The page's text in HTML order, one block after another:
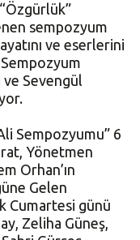
sempozyum
ve eserlerini
ve Sevengül
Sempozyumu” 6
Yönetmen
Orhan’ın
Gelen
Cumartesi günü
Zeliha Güneş,